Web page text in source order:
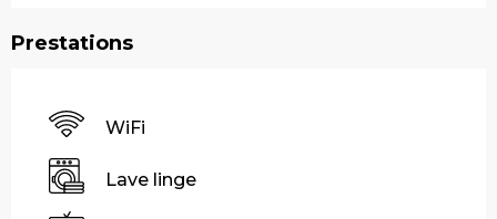
Prestations
WiFi
Lave linge